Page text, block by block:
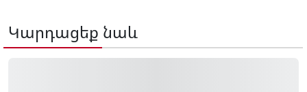
Կարդացեք նաև